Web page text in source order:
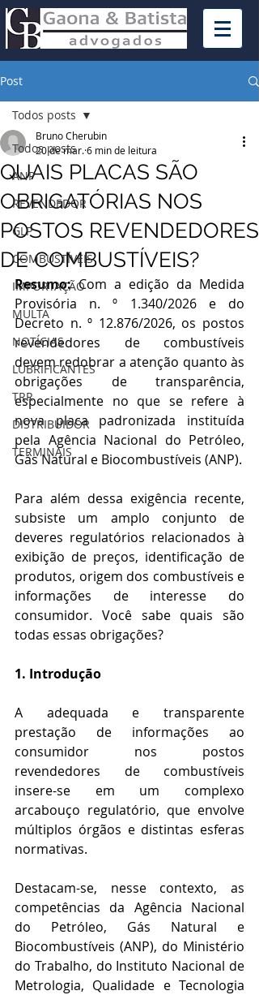
Post
Todos posts
ANP
REVENDEDOR
GLP
COMBUSTÍVEIS
IMPORTAÇÃO
MULTA
NOTÍCIAS
LUBRIFICANTES
TRR
DISTRIBUIDOR
TERMINAIS
Todos posts
QUAIS PLACAS SÃO
OBRIGATÓRIAS NOS
POSTOS REVENDEDORES
DE COMBUSTÍVEIS?
Bruno Cherubin
20 de mar.6 min de leitura
Resumo: Com a edição da Medida
Provisória n. º 1.340/2026 e do
Decreto n. º 12.876/2026, os postos
revendedores de combustíveis
devem redobrar a atenção quanto às
obrigações de transparência,
especialmente no que se refere à
nova placa padronizada instituída
pela Agência Nacional do Petróleo,
Para além dessa exigência recente,
subsiste um amplo conjunto de
deveres regulatórios relacionados à
exibição de preços, identificação de
produtos, origem dos combustíveis e
informações de interesse do
consumidor. Você sabe quais são
todas essas obrigações?
1. Introdução
A adequada e transparente
prestação de informações ao
consumidor nos postos
revendedores de combustíveis
insere-se em um complexo
arcabouço regulatório, que envolve
múltiplos órgãos e distintas esferas
normativas.
Destacam-se, nesse contexto, as
competências da Agência Nacional
do Petróleo, Gás Natural e
Biocombustíveis (ANP), do Ministério
do Trabalho, do Instituto Nacional de
Metrologia, Qualidade e Tecnologia